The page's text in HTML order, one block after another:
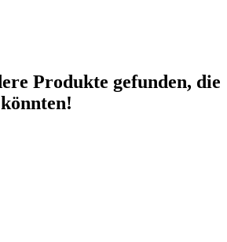
Produkte gefunden, die